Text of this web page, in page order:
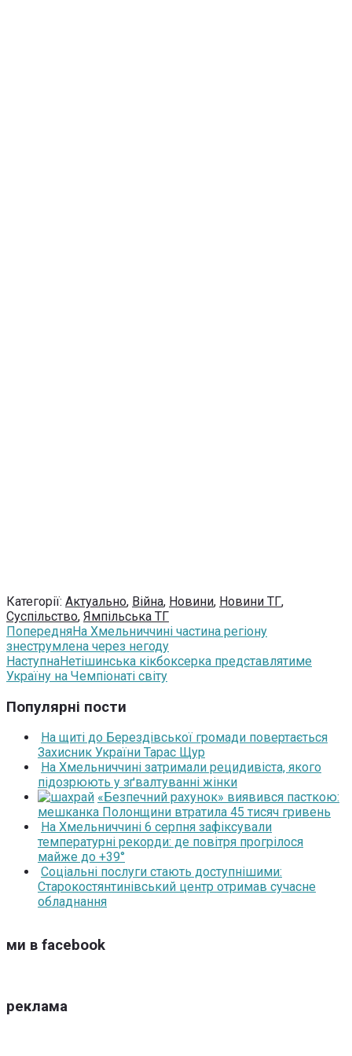
Категорії: Актуально, Війна, Новини, Новини ТГ,
Суспільство, Ямпільська ТГ
ПопередняНа Хмельниччині частина регіону
знеструмлена через негоду
НаступнаНетішинська кікбоксерка представлятиме
Україну на Чемпіонаті світу
Популярні пости
На щиті до Берездівської громади повертається
Захисник України Тарас Щур
На Хмельниччині затримали рецидивіста, якого
підозрюють у зґвалтуванні жінки
«Безпечний рахунок» виявився пасткою:
мешканка Полонщини втратила 45 тисяч гривень
На Хмельниччині 6 серпня зафіксували
температурні рекорди: де повітря прогрілося
майже до +39°
Соціальні послуги стають доступнішими:
Старокостянтинівський центр отримав сучасне
обладнання
ми в facebook
реклама